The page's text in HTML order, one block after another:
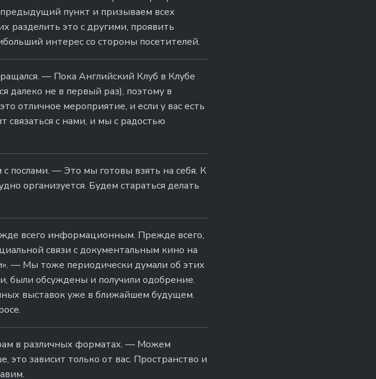
пункт и призываем всех
это с другими, проявить
интерес со стороны посетителей.
— Пока Английский Клуб в Клубе
далеко не в первый раз), поэтому в
отличное мероприятие, и если у вас есть
связаться с нами, и мы с радостью
послами. — Это мы готовы взять на себя. К
организуется. Будем стараться делать
всего информационным. Прежде всего,
связи с документальным кино на
— Мы тоже периодически думали об этих
были обсуждены и получили одобрение.
выставок уже в ближайшем будущем.
в различных форматах. — Можем
это зависит только от вас. Пространство и